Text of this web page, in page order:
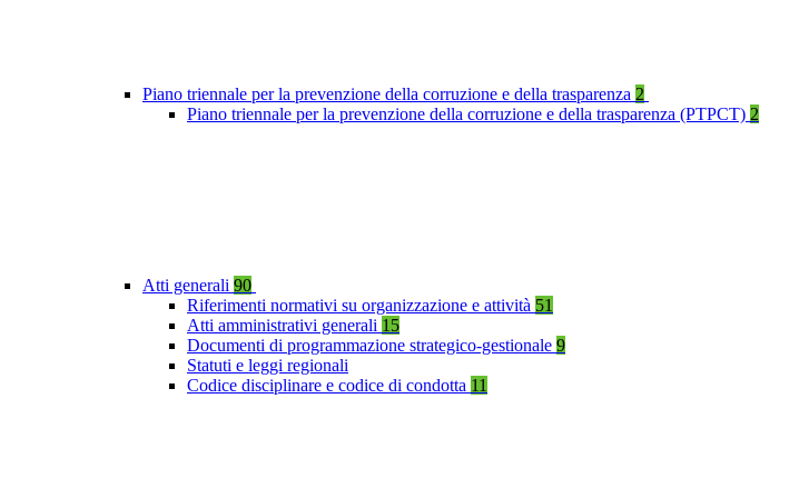
Piano triennale per la prevenzione della corruzione e della trasparenza 2
Piano triennale per la prevenzione della corruzione e della trasparenza (PTPCT) 2
Atti generali 90
Riferimenti normativi su organizzazione e attività 51
Atti amministrativi generali 15
Documenti di programmazione strategico-gestionale 9
Statuti e leggi regionali
Codice disciplinare e codice di condotta 11